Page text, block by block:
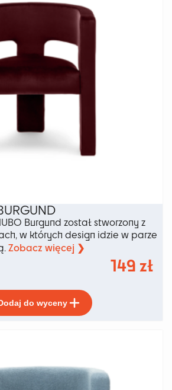
wybrać
produktu
Burgund został stworzony z
w których design idzie w parze
Zobacz więcej ❯
149 zł
do wyceny
produkt
ma
można
wybrać